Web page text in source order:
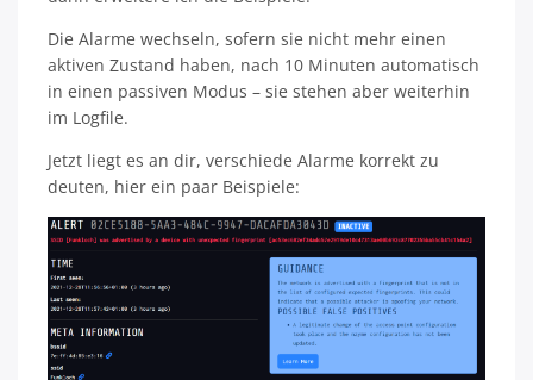
Die Alarme wechseln, sofern sie nicht mehr einen
aktiven Zustand haben, nach 10 Minuten automatisch
in einen passiven Modus – sie stehen aber weiterhin
im Logfile.
Jetzt liegt es an dir, verschiede Alarme korrekt zu
deuten, hier ein paar Beispiele: